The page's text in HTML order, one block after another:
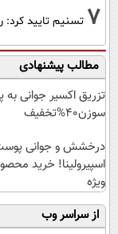
7 تسنیم تایید
مطالب پیشنهادی
تزریق اکسیر جوانی
سوزن40%تخفیف
درخشش و جوانی
اسپیرولینا! خرید
ویژه
از سراسر وب